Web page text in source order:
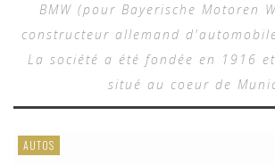
BMW (pour Bayerische Motoren
constructeur allemand
La société a été fondée en 1916
situé au coeur de
AUTOS